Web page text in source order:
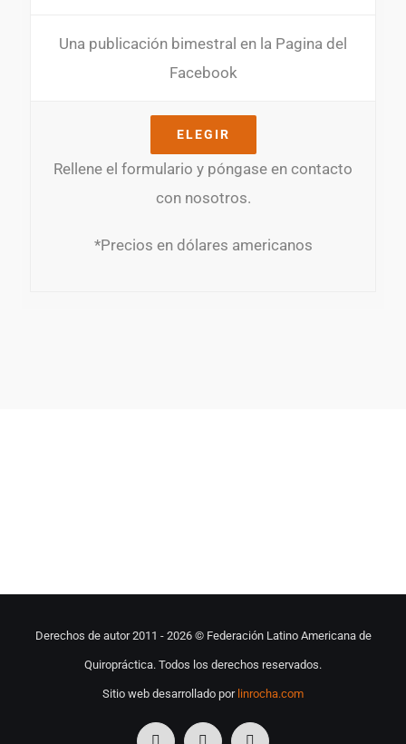
Una publicación bimestral en la Pagina del
Facebook
ELEGIR
Rellene el formulario y póngase en contacto
con nosotros.
*Precios en dólares americanos
Derechos de autor 2011 - 2026 © Federación Latino Americana de
Quiropráctica. Todos los derechos reservados.
Sitio web desarrollado por linrocha.com